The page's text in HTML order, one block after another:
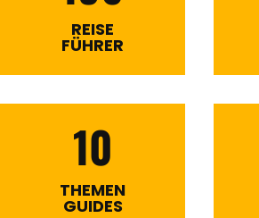
REISE
FÜHRER
10
THEMEN
GUIDES